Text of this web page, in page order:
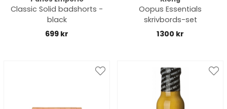
Classic Solid badshorts -
black
699 kr
Oopus Essentials
skrivbords-set
1300 kr